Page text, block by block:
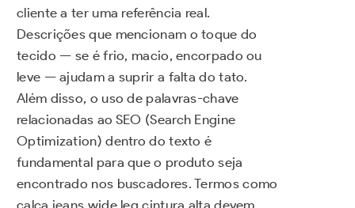
cliente a ter uma referência real.
Descrições que mencionam o toque do
tecido — se é frio, macio, encorpado ou
leve — ajudam a suprir a falta do tato.
Além disso, o uso de palavras-chave
relacionadas ao SEO (Search Engine
Optimization) dentro do texto é
fundamental para que o produto seja
encontrado nos buscadores. Termos como